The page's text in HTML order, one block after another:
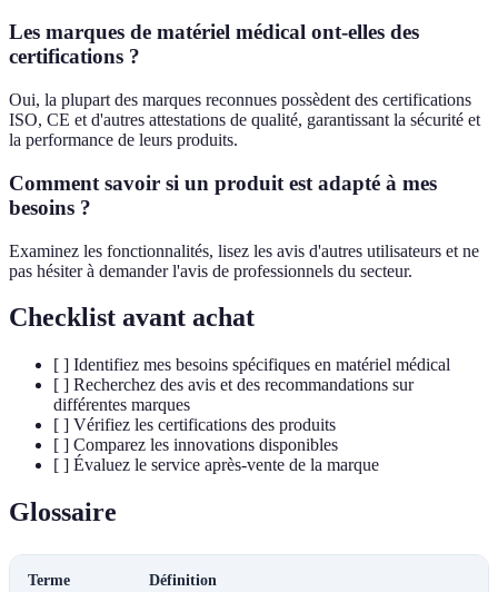
Les marques de matériel médical ont-elles des
certifications ?
Oui, la plupart des marques reconnues possèdent des certifications
ISO, CE et d'autres attestations de qualité, garantissant la sécurité et
la performance de leurs produits.
Comment savoir si un produit est adapté à mes
besoins ?
Examinez les fonctionnalités, lisez les avis d'autres utilisateurs et ne
pas hésiter à demander l'avis de professionnels du secteur.
Checklist avant achat
[ ] Identifiez mes besoins spécifiques en matériel médical
[ ] Recherchez des avis et des recommandations sur
différentes marques
[ ] Vérifiez les certifications des produits
[ ] Comparez les innovations disponibles
[ ] Évaluez le service après-vente de la marque
Glossaire
Terme Définition